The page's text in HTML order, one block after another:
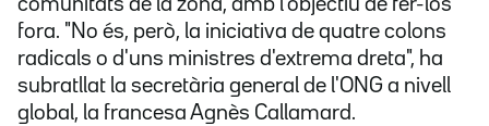
comunitats de la zona, amb l'objectiu de fer-los
fora. "No és, però, la iniciativa de quatre colons
radicals o d'uns ministres d'extrema dreta", ha
subratllat la secretària general de l'ONG a nivell
global, la francesa Agnès Callamard.